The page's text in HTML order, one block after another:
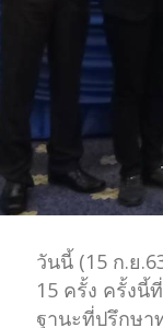
วันนี้ (15 ก.ย
15 ครั้ง ครั้งนี้
ฐานะที่ปรึกษ